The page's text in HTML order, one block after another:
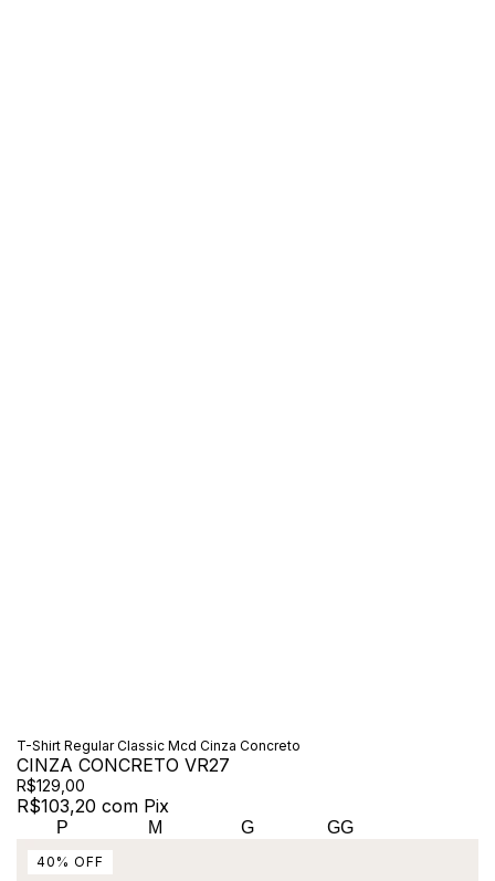
T-Shirt Regular Classic Mcd Cinza Concreto
CINZA CONCRETO VR27
R$129,00
R$103,20 com Pix
P M G GG
40 % OFF